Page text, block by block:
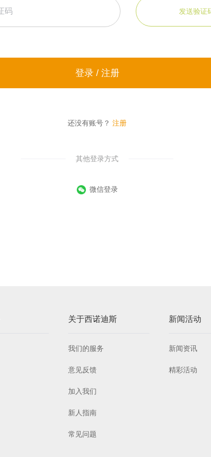
发送验证
登录 / 注册
还没有账号？ 注册
其他登录方式
微信登录
关于西诺迪斯
我们的服务
意见反馈
加入我们
新人指南
常见问题
新闻活动
新闻资讯
精彩活动